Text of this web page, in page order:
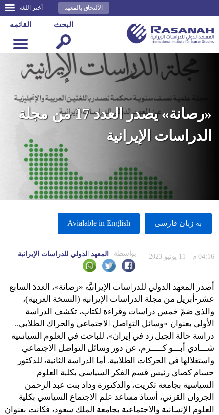
أختر اللغة الألتحاق بالمعهد
القائمه البحث
«رصانة» يصدر العدد 17 من مجلة
الدراسات الإيرانية
به زبان فارسى Avialable in English
04:16 م - 11 يونيو 2023 بواسطة المعهد الدولي للدراسات الإيرانية
أصدر المعهد الدولي للدراسات الإيرانيَّة «رصانة»، العددَ السابع
عشر-أبريل من مجلة الدراسات الإيرانية (النسخة العربية)،
والذي ضمّ خمس دراسات وقراءة لكتاب، تكشف الدراسة
الأولى بعنوان «وسائل التواصل الاجتماعي والحراك الطلابي..
دراسة حالة الجيل زد في إيران»، للباحث في العلوم السياسية
شـــادي أبـــو كـــــرم، عن دور وسائل التواصل الاجتماعي
واستغلالها في الحركات الطلابية. أما الدراسة الثانية، للدكتور
حسام كصاي رئيس قسم الفكر السياسي بكلية العلوم
السياسية بجامعة تكريت، والدكتورة وداد بنت عبد الرحمن
الجروان القرني، أستاذ مساعد علم الاجتماع السياسي بكلية
العلوم الإنسانية والاجتماعية بجامعة الملك سعود، فكانت بعنوان